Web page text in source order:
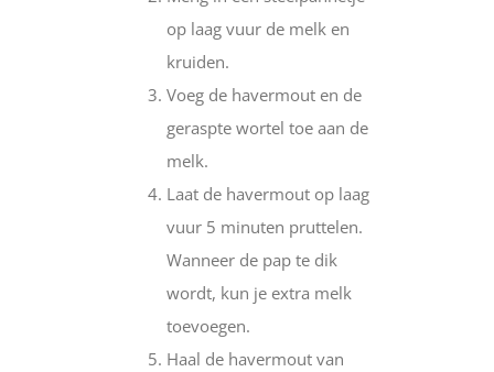
op laag vuur de melk en
kruiden.
Voeg de havermout en de
geraspte wortel toe aan de
melk.
Laat de havermout op laag
vuur 5 minuten pruttelen.
Wanneer de pap te dik
wordt, kun je extra melk
toevoegen.
Haal de havermout van